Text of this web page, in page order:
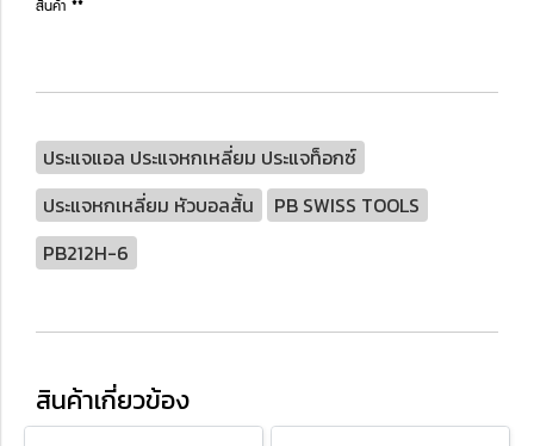
สินค้า **
ประแจแอล ประแจหกเหลี่ยม ประแจท็อกซ์
ประแจหกเหลี่ยม หัวบอลสั้น
PB SWISS TOOLS
PB212H-6
สินค้าเกี่ยวข้อง